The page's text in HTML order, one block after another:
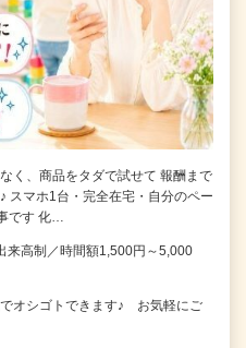
く、商品をタダで試せて 報酬まで
スマホ1台・完全在宅・自分のペー
です 化…
来高制／時間額1,500円～5,000
オシゴトできます♪ お気軽にご